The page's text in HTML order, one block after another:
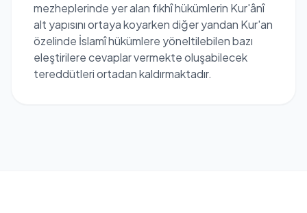
mezheplerinde yer alan fıkhî hükümlerin Kur'ânî
alt yapısını ortaya koyarken diğer yandan Kur'an
özelinde İslamî hükümlere yöneltilebilen bazı
eleştirilere cevaplar vermekte oluşabilecek
tereddütleri ortadan kaldırmaktadır.